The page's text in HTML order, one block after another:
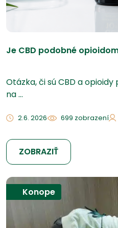
Je CBD podobné
Otázka, či sú CBD a
na ...
2.6. 2026 699 zobrazení
ZOBRAZIŤ
Konope